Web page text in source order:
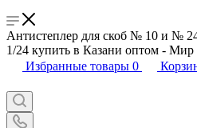
Антистеплер для скоб № 10 и №
1/24 купить в Казани оптом - Мир
Избранные товары 0